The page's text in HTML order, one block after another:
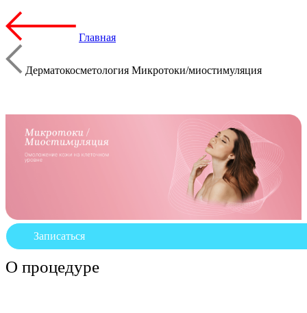
Главная
Дерматокосметология Микротоки/миостимуляция
Записаться
О процедуре